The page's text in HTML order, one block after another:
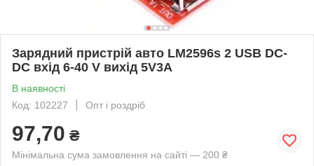
Зарядний пристрій авто LM2596s 2 USB DC-
DC вхід 6-40 V вихід 5V3A
В наявності
Код: 102227
Опт і роздріб
97,70 ₴
Мінімальна сума замовлення на сайті — 200 ₴